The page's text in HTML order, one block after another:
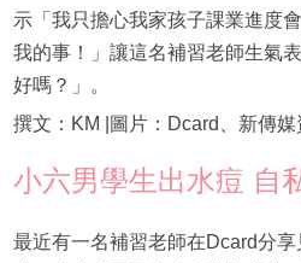
示「我只擔心我家孩子課業進度
我的事！」讓這名補習老師生氣
好嗎？」。
撰文：KM |圖片：Dcard、新傳
小六男學生出水痘 自
最近有一名補習老師在Dcard分